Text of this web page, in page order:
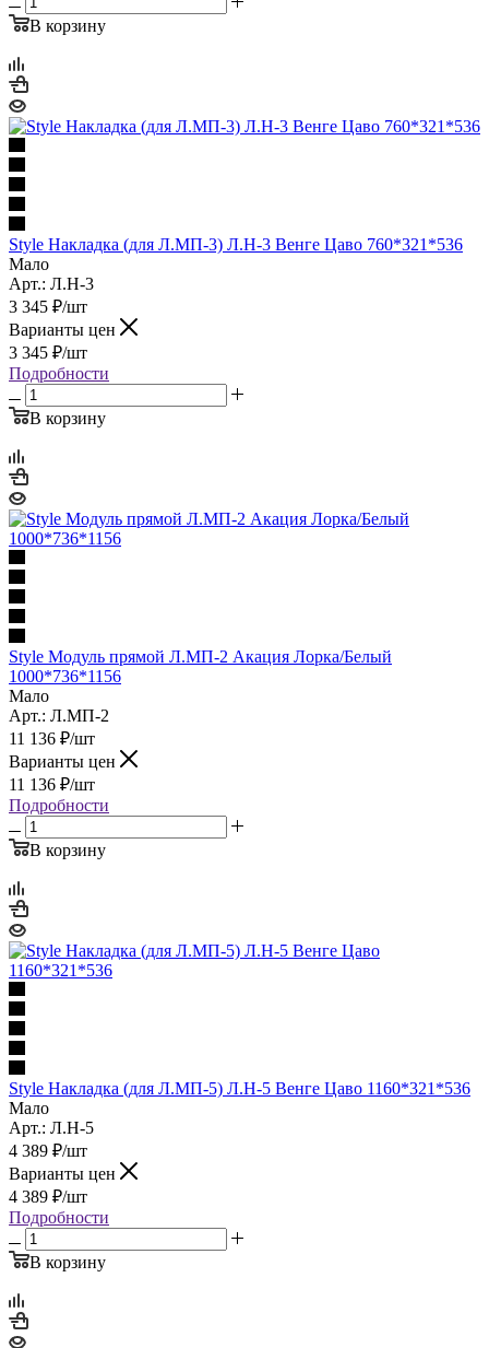
В корзину
Style Накладка (для Л.МП-3) Л.Н-3 Венге Цаво 760*321*536
Мало
Арт.: Л.Н-3
3 345 ₽/шт
Варианты цен
3 345 ₽/шт
Подробности
В корзину
Style Модуль прямой Л.МП-2 Акация Лорка/Белый
1000*736*1156
Мало
Арт.: Л.МП-2
11 136 ₽/шт
Варианты цен
11 136 ₽/шт
Подробности
В корзину
Style Накладка (для Л.МП-5) Л.Н-5 Венге Цаво 1160*321*536
Мало
Арт.: Л.Н-5
4 389 ₽/шт
Варианты цен
4 389 ₽/шт
Подробности
В корзину